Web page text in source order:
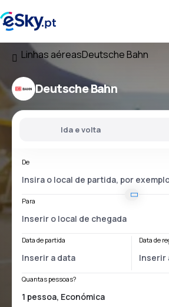
Linhas aéreasDeutsche Bahn
Deutsche Bahn
Ida e volta
De
Para
Data de partida Data de
Quantas pessoas?